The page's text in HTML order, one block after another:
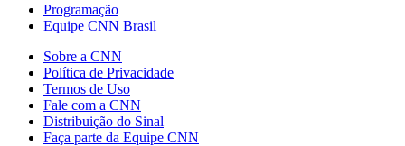
Programação
Equipe CNN Brasil
Sobre a CNN
Política de Privacidade
Termos de Uso
Fale com a CNN
Distribuição do Sinal
Faça parte da Equipe CNN